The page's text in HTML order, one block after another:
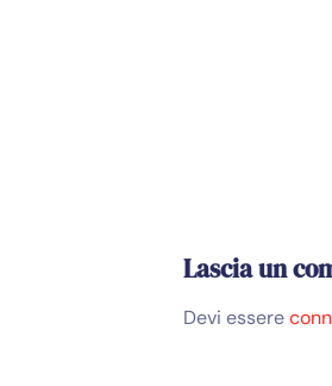
Lascia un
Devi essere